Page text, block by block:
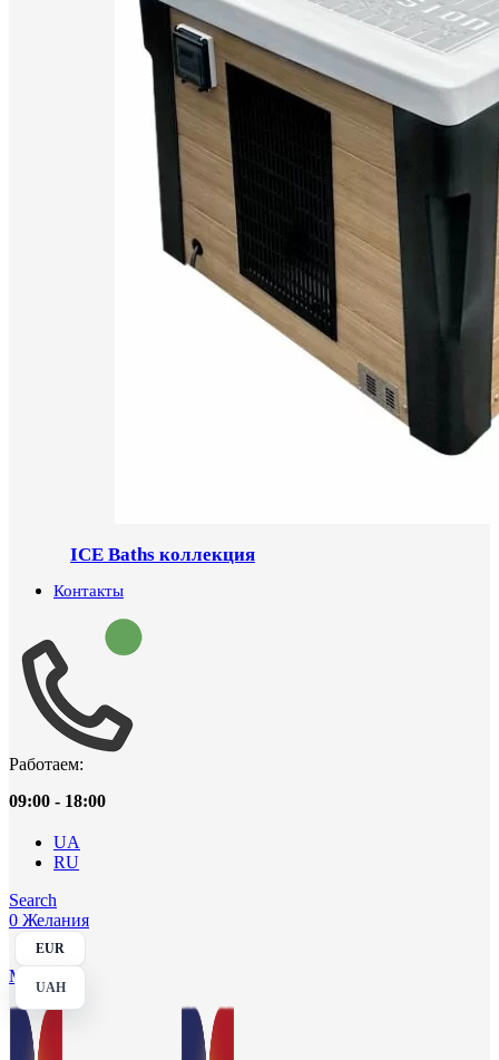
ICE Baths коллекция
Контакты
Работаем:
09:00 - 18:00
UA
RU
Search
0 Желания
EUR
UAH
Menu